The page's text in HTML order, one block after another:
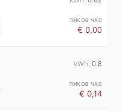
€ 0,00
0.8
€ 0,14